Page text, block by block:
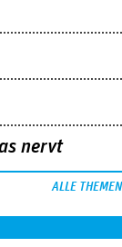
nervt
ALLE THEMEN